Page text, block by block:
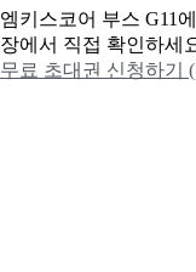
엠키스코어 부스 G11
장에서 직접 확인하세
무료 초대권 신청하기